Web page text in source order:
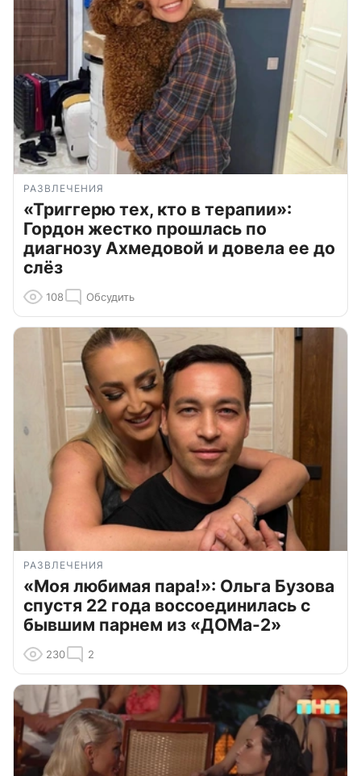
РАЗВЛЕЧЕНИЯ
«Триггерю тех, кто в терапии»:
Гордон жестко прошлась по
диагнозу Ахмедовой и довела ее до
слёз
108 Обсудить
РАЗВЛЕЧЕНИЯ
«Моя любимая пара!»: Ольга Бузова
спустя 22 года воссоединилась с
бывшим парнем из «ДОМа-2»
230 2